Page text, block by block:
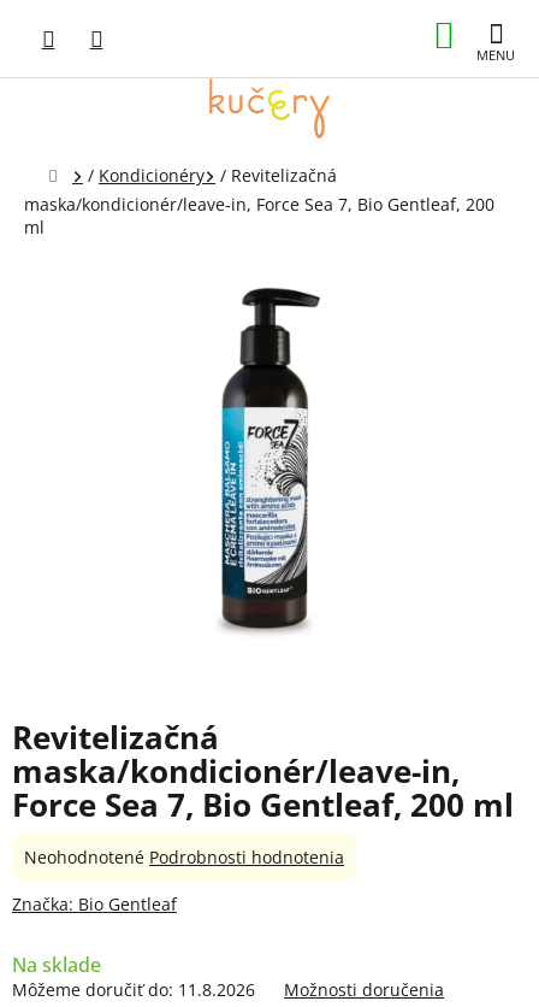
obsah
KOŠÍK
Domov
/ Kondicionéry / Revitelizačná
maska/kondicionér/leave-in, Force Sea 7, Bio Gentleaf, 200
ml
Revitelizačná
maska/kondicionér/leave-in,
Force Sea 7, Bio Gentleaf, 200 ml
Na sklade
Môžeme doručiť do: 11.8.2026 Možnosti doručenia
Priemerné
produktu
z
5
Neohodnotené Podrobnosti hodnotenia
Značka: Bio Gentleaf